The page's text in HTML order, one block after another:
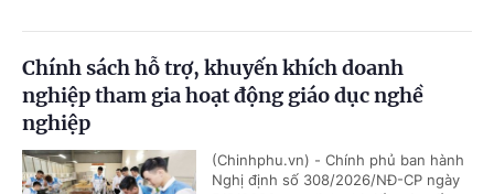
Chính sách hỗ trợ, khuyến khích doanh
nghiệp tham gia hoạt động giáo dục nghề
nghiệp
(Chinhphu.vn) - Chính phủ ban hành
Nghị định số 308/2026/NĐ-CP ngày